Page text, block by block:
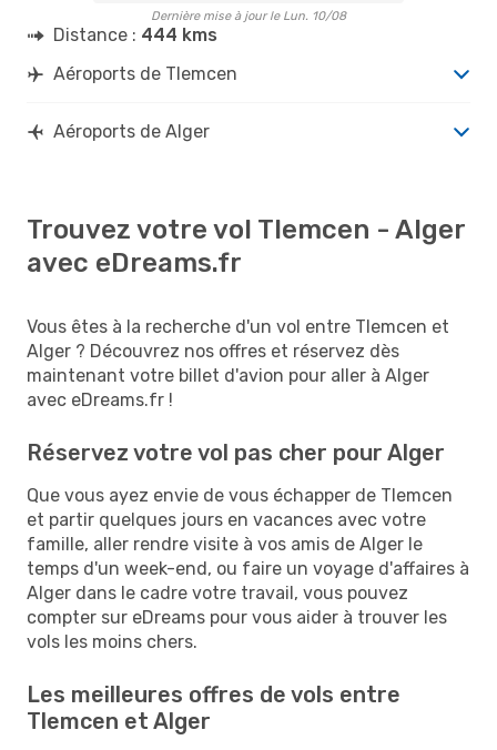
Dernière mise à jour le Lun. 10/08
Distance : 444 kms
Aéroports de Tlemcen
Aéroports de Alger
Trouvez votre vol Tlemcen - Alger
avec eDreams.fr
Vous êtes à la recherche d'un vol entre Tlemcen et
Alger ? Découvrez nos offres et réservez dès
maintenant votre billet d'avion pour aller à Alger
avec eDreams.fr !
Réservez votre vol pas cher pour Alger
Que vous ayez envie de vous échapper de Tlemcen
et partir quelques jours en vacances avec votre
famille, aller rendre visite à vos amis de Alger le
temps d'un week-end, ou faire un voyage d'affaires à
Alger dans le cadre votre travail, vous pouvez
compter sur eDreams pour vous aider à trouver les
vols les moins chers.
Les meilleures offres de vols entre
Tlemcen et Alger